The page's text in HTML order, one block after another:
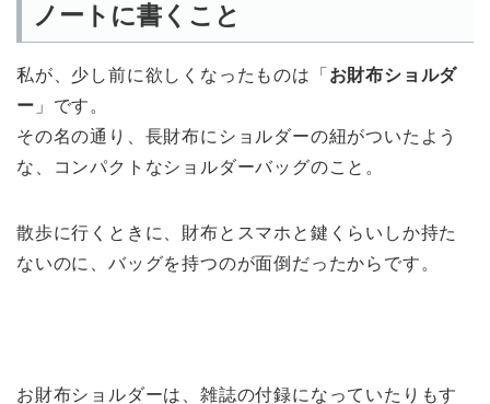
ノートに書くこと
私が、少し前に欲しくなったものは「 お財布ショルダ
ー 」です。
その名の通り、長財布にショルダーの紐がついたよう
な、コンパクトなショルダーバッグのこと。
散歩に行くときに、財布とスマホと鍵くらいしか持た
ないのに、バッグを持つのが面倒だったからです。
お財布ショルダーは、雑誌の付録になっていたりもす